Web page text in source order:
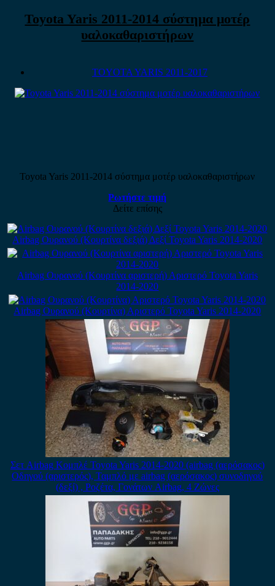
Toyota Yaris 2011-2014 σύστημα μοτέρ
υαλοκαθαριστήρων
TOYOTA YARIS 2011-2017
Toyota Yaris 2011-2014 σύστημα μοτέρ υαλοκαθαριστήρων
Ρωτήστε τιμή
Δείτε επίσης
Airbag Ουρανού (Κουρτίνα δεξιά) Δεξί Toyota Yaris 2014-2020
Airbag Ουρανού (Κουρτίνα αριστερή) Αριστερό Toyota Yaris
2014-2020
Airbag Ουρανού (Κουρτίνα) Αριστερό Toyota Yaris 2014-2020
Σετ Airbag Κομπλέ Toyota Yaris 2014-2020 (airbag (αερόσακος)
Οδηγού (αριστερός), Ταμπλό με airbag (αερόσακος) συνοδηγού
(δεξί) , Ροζέτα, Γονάτων Airbag, 4 Ζώνες